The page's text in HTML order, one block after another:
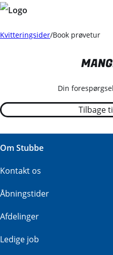
Kvitteringsider Book prøvetur
Din
Tilbage
Om Stubbe
Kontakt os
Åbningstider
Afdelinger
Ledige job